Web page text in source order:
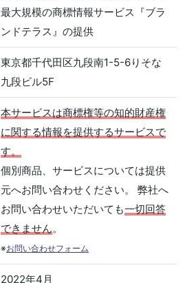
最大規模の商標情報サービス『ブラ
ンドテラス』の提供
東京都千代田区九段南1-5-6りそな
九段ビル5F
本サービスは商標権等の知的財産権
に関する情報を提供するサービスで
す。
個別商品、サービスについては提供
元へお問い合わせください。 弊社へ
お問い合わせいただいても一切回答
できません。
※お問い合わせフォーム
2022年4月